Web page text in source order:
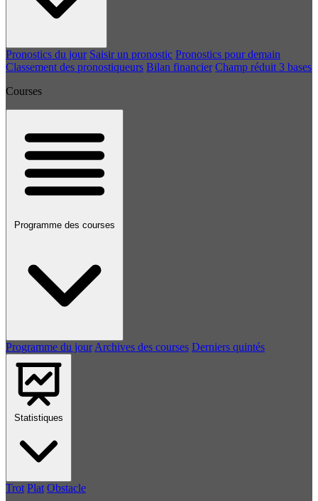
Pronostics du jour Saisir un pronostic Pronostics pour demain
Classement des pronostiqueurs Bilan financier Champ réduit 3 bases
Courses
Programme des courses
Programme du jour Archives des courses Derniers quintés
Statistiques
Trot Plat Obstacle